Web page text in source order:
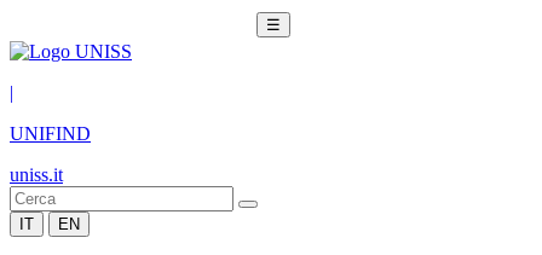
☰
|
UNIFIND
uniss.it
IT EN